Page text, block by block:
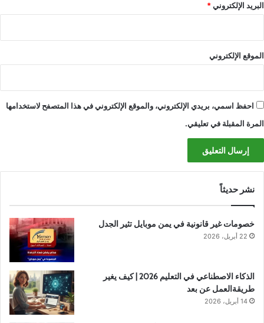
البريد الإلكتروني*
الموقع الإلكتروني
احفظ اسمي، بريدي الإلكتروني، والموقع الإلكتروني في هذا المتصفح لاستخدامها
المرة المقبلة في تعليقي.
نشر حديثاً
خصومات غير قانونية في يمن موبايل تثير الجدل
22 أبريل، 2026
الذكاء الاصطناعي في التعليم 2026 | كيف يغير
طريقةالعمل عن بعد
14 أبريل، 2026